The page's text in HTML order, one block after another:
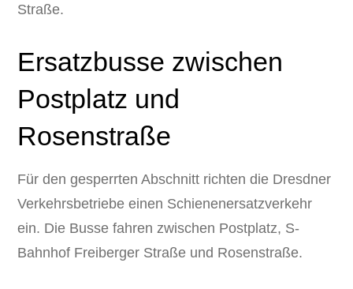
Straße.
Ersatzbusse zwischen
Postplatz und
Rosenstraße
Für den gesperrten Abschnitt richten die Dresdner
Verkehrsbetriebe einen Schienenersatzverkehr
ein. Die Busse fahren zwischen Postplatz, S-
Bahnhof Freiberger Straße und Rosenstraße.